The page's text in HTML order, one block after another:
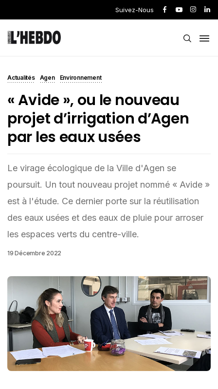
Suivez-Nous
Actualités Agen Environnement
« Avide », ou le nouveau
projet d’irrigation d’Agen
par les eaux usées
Le virage écologique de la Ville d'Agen se
poursuit. Un tout nouveau projet nommé « Avide »
est à l'étude. Ce dernier porte sur la réutilisation
des eaux usées et des eaux de pluie pour arroser
les espaces verts du centre-ville.
19 Décembre 2022